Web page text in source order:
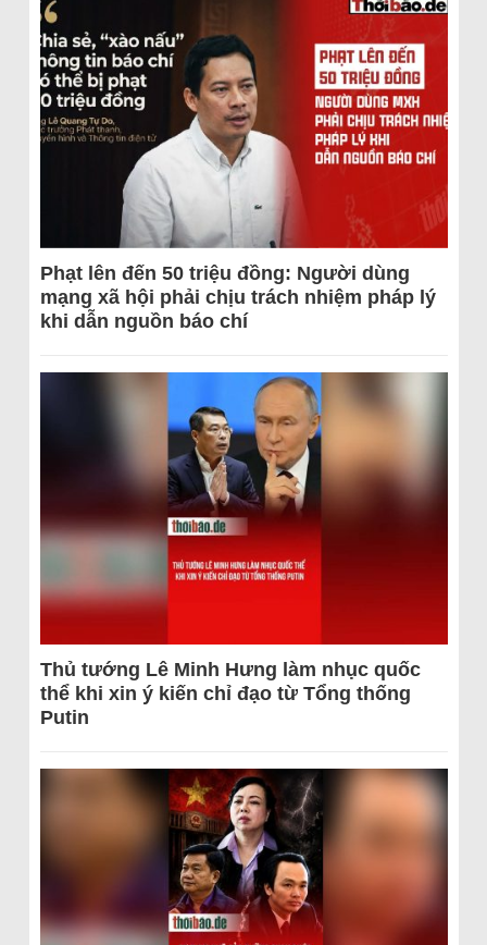
Phạt lên đến 50 triệu đồng: Người dùng
mạng xã hội phải chịu trách nhiệm pháp lý
khi dẫn nguồn báo chí
Thủ tướng Lê Minh Hưng làm nhục quốc
thể khi xin ý kiến chỉ đạo từ Tổng thống
Putin